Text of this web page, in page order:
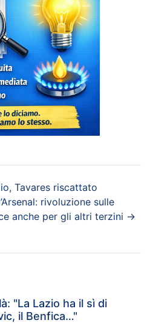
Tavares riscattato
rivoluzione sulle
anche per gli altri terzini →
"La Lazio ha il sì di
il Benfica…"